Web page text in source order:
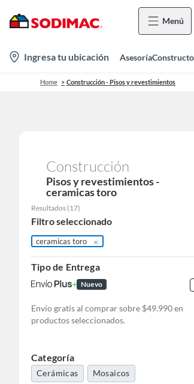
Menú
location-
icon
Ingresa tu ubicación Asesoría
Home Construcción - Pisos y revestimientos
Construcción
Pisos y revestimientos -
ceramicas toro
Resultados (17)
Filtro seleccionado
ceramicas toro
Tipo de Entrega
Nuevo
Envío gratis al comprar sobre $49.990 en
productos seleccionados.
Categoría
Cerámicas Mosaicos